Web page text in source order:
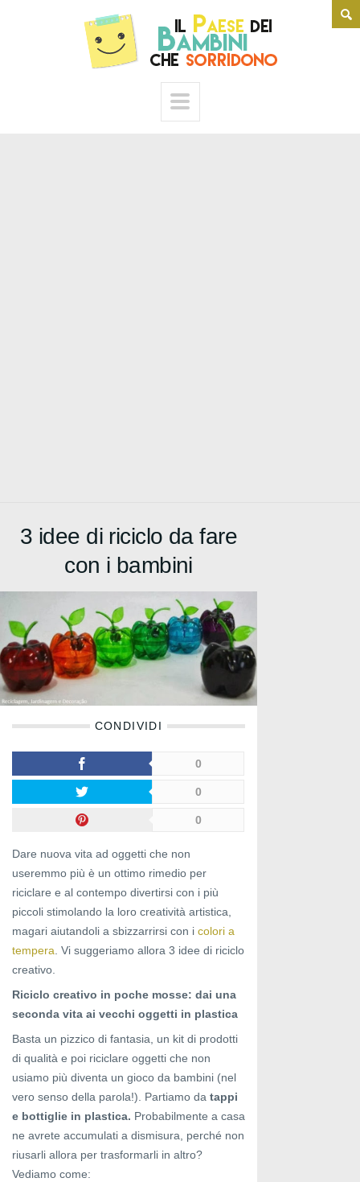
3 idee di riciclo da fare
con i bambini
CONDIVIDI
0
0
0
Dare nuova vita ad oggetti che non
useremmo più è un ottimo rimedio per
riciclare e al contempo divertirsi con i più
piccoli stimolando la loro creatività artistica,
magari aiutandoli a sbizzarrirsi con i colori a
tempera. Vi suggeriamo allora 3 idee di riciclo
creativo.
Riciclo creativo in poche mosse: dai una
seconda vita ai vecchi oggetti in plastica
Basta un pizzico di fantasia, un kit di prodotti
di qualità e poi riciclare oggetti che non
usiamo più diventa un gioco da bambini (nel
vero senso della parola!). Partiamo da tappi
e bottiglie in plastica. Probabilmente a casa
ne avrete accumulati a dismisura, perché non
riusarli allora per trasformarli in altro?
Vediamo come: